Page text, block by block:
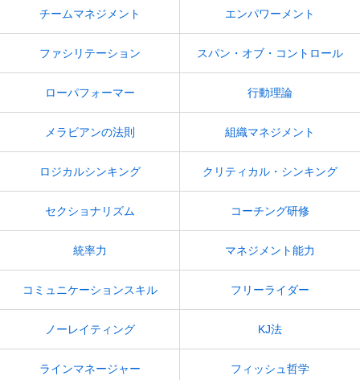
チームマネジメント エンパワーメント
ファシリテーション スパン・オブ・コントロール
ローパフォーマー 行動理論
メラビアンの法則 組織マネジメント
ロジカルシンキング クリティカル・シンキング
セクショナリズム コーチング研修
統率力 マネジメント能力
コミュニケーションスキル フリーライダー
ノーレイティング KJ法
ラインマネージャー フィッシュ哲学